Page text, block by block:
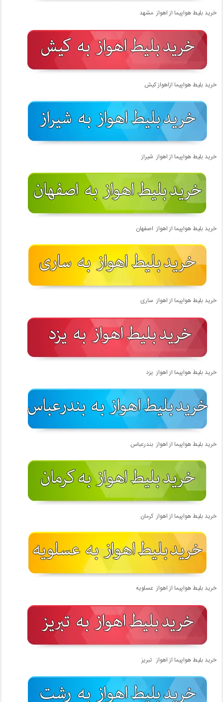
خرید بلیط هواپیما از اهواز مشهد
خرید بلیط هواپیما ازاهواز کیش
خرید بلیط هواپیما از اهواز شیراز
خرید بلیط هواپیما از اهواز اصفهان
خرید بلیط هواپیما از اهواز ساری
خرید بلیط هواپیما از اهواز یزد
خرید بلیط هواپیما از اهواز بندرعباس
خرید بلیط هواپیما از اهواز کرمان
خرید بلیط هواپیما از اهواز عسلویه
خرید بلیط هواپیما از اهواز تبریز